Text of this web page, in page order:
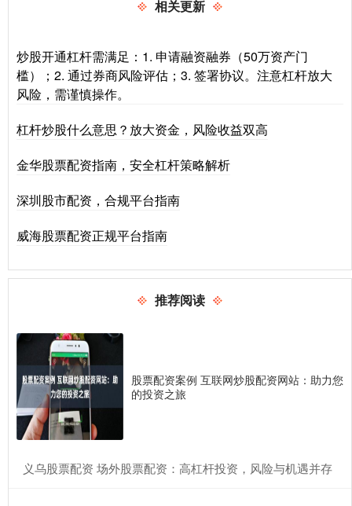
相关更新
炒股开通杠杆需满足：1. 申请融资融券（50万资产门
槛）；2. 通过券商风险评估；3. 签署协议。注意杠杆放大
风险，需谨慎操作。
杠杆炒股什么意思？放大资金，风险收益双高
金华股票配资指南，安全杠杆策略解析
深圳股市配资，合规平台指南
威海股票配资正规平台指南
推荐阅读
股票配资案例 互联网炒股配资网站：助力您
的投资之旅
​义乌股票配资 场外股票配资：高杠杆投资，风险与机遇并存